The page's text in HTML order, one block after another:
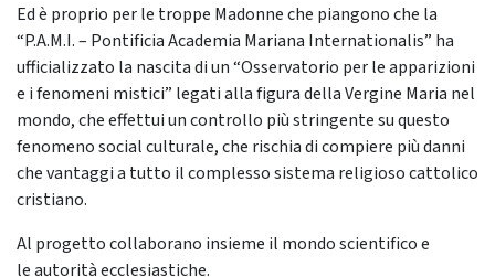
Ed è proprio per le troppe Madonne che piangono che la
“P.A.M.I. – Pontificia Academia Mariana Internationalis” ha
ufficializzato la nascita di un “Osservatorio per le apparizioni
e i fenomeni mistici” legati alla figura della Vergine Maria nel
mondo, che effettui un controllo più stringente su questo
fenomeno social culturale, che rischia di compiere più danni
che vantaggi a tutto il complesso sistema religioso cattolico
cristiano.
Al progetto collaborano insieme il mondo scientifico e
le autorità ecclesiastiche.